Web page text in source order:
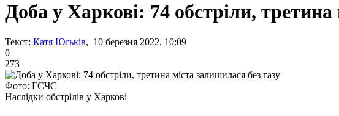
Доба у Харкові: 74 обстріли,
Текст: Катя Юськів, 10 березня 2022, 10:09
0
273
Фото: ГСЧС
Наслідки обстрілів у Харкові